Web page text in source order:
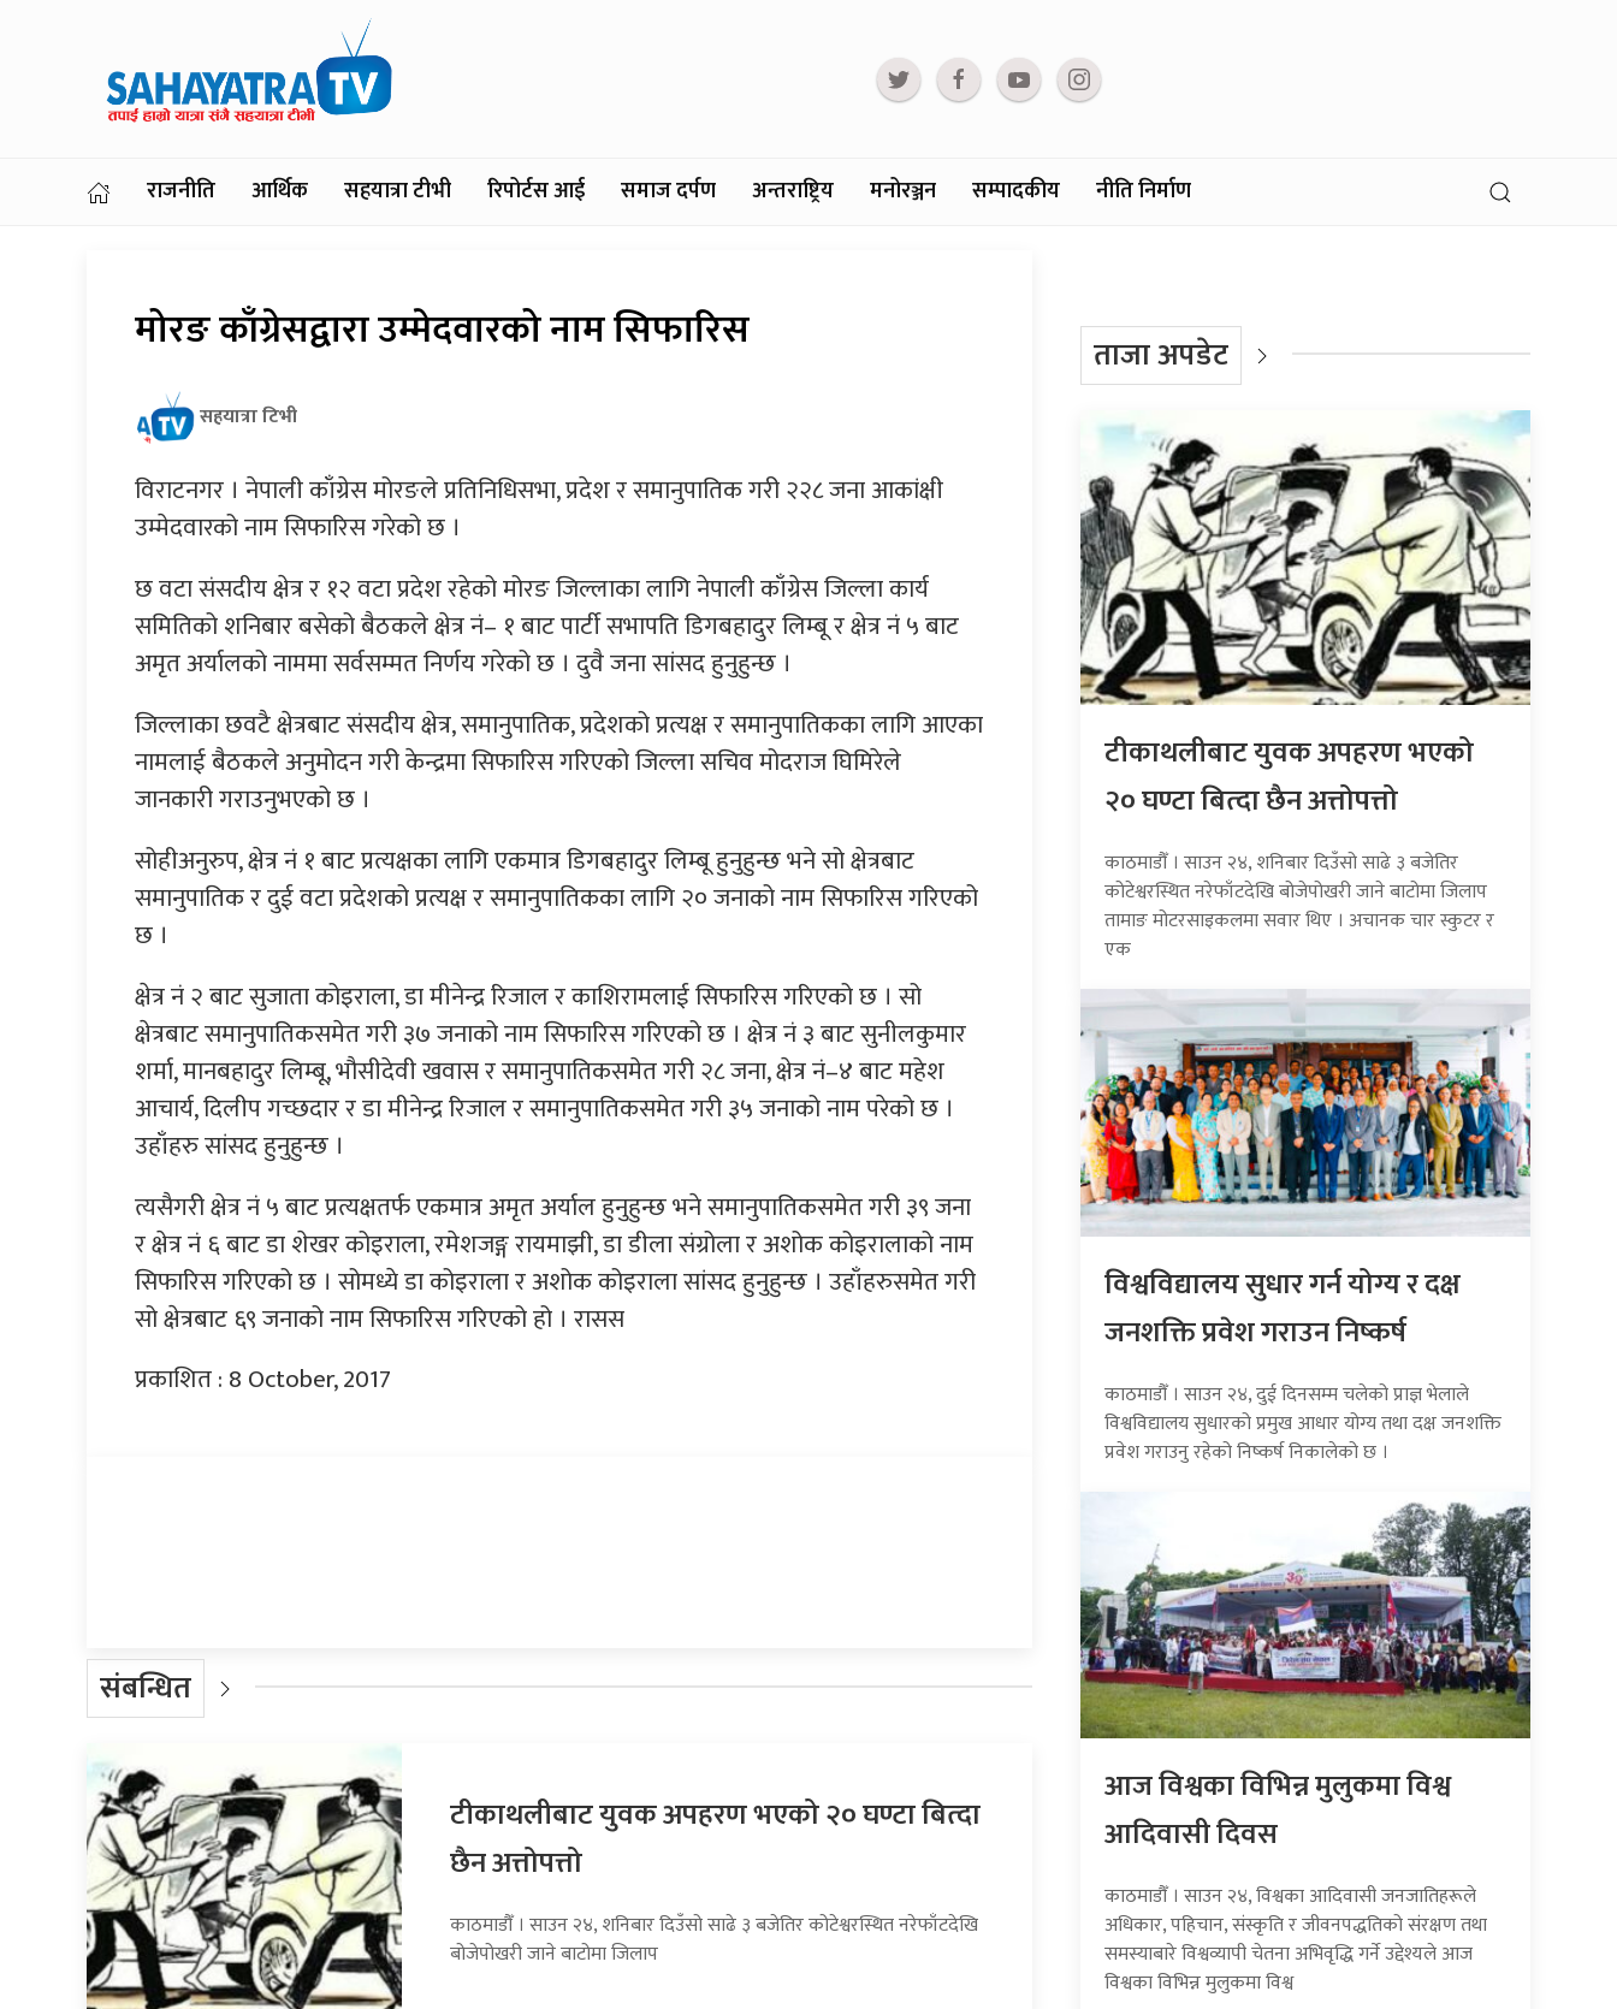
राजनीति आर्थिक सहयात्रा टीभी रिपोर्टस आई समाज दर्पण अन्तराष्ट्रिय मनोरञ्जन सम्पादकीय नीति निर्माण
मोरङ काँग्रेसद्वारा उम्मेदवारको नाम सिफारिस
सहयात्रा टिभी
विराटनगर । नेपाली काँग्रेस मोरङले प्रतिनिधिसभा, प्रदेश र समानुपातिक गरी २२८ जना आकांक्षी
उम्मेदवारको नाम सिफारिस गरेको छ ।
छ वटा संसदीय क्षेत्र र १२ वटा प्रदेश रहेको मोरङ जिल्लाका लागि नेपाली काँग्रेस जिल्ला कार्य
समितिको शनिबार बसेको बैठकले क्षेत्र नं– १ बाट पार्टी सभापति डिगबहादुर लिम्बू र क्षेत्र नं ५ बाट
अमृत अर्यालको नाममा सर्वसम्मत निर्णय गरेको छ । दुवै जना सांसद हुनुहुन्छ ।
जिल्लाका छवटै क्षेत्रबाट संसदीय क्षेत्र, समानुपातिक, प्रदेशको प्रत्यक्ष र समानुपातिकका लागि आएका
नामलाई बैठकले अनुमोदन गरी केन्द्रमा सिफारिस गरिएको जिल्ला सचिव मोदराज घिमिरेले
जानकारी गराउनुभएको छ ।
सोहीअनुरुप, क्षेत्र नं १ बाट प्रत्यक्षका लागि एकमात्र डिगबहादुर लिम्बू हुनुहुन्छ भने सो क्षेत्रबाट
समानुपातिक र दुई वटा प्रदेशको प्रत्यक्ष र समानुपातिकका लागि २० जनाको नाम सिफारिस गरिएको
छ ।
क्षेत्र नं २ बाट सुजाता कोइराला, डा मीनेन्द्र रिजाल र काशिरामलाई सिफारिस गरिएको छ । सो
क्षेत्रबाट समानुपातिकसमेत गरी ३७ जनाको नाम सिफारिस गरिएको छ । क्षेत्र नं ३ बाट सुनीलकुमार
शर्मा, मानबहादुर लिम्बू, भौसीदेवी खवास र समानुपातिकसमेत गरी २८ जना, क्षेत्र नं–४ बाट महेश
आचार्य, दिलीप गच्छदार र डा मीनेन्द्र रिजाल र समानुपातिकसमेत गरी ३५ जनाको नाम परेको छ ।
उहाँहरु सांसद हुनुहुन्छ ।
त्यसैगरी क्षेत्र नं ५ बाट प्रत्यक्षतर्फ एकमात्र अमृत अर्याल हुनुहुन्छ भने समानुपातिकसमेत गरी ३९ जना
र क्षेत्र नं ६ बाट डा शेखर कोइराला, रमेशजङ्ग रायमाझी, डा डीला संग्रोला र अशोक कोइरालाको नाम
सिफारिस गरिएको छ । सोमध्ये डा कोइराला र अशोक कोइराला सांसद हुनुहुन्छ । उहाँहरुसमेत गरी
सो क्षेत्रबाट ६९ जनाको नाम सिफारिस गरिएको हो । रासस
प्रकाशित : 8 October, 2017
संबन्धित
टीकाथलीबाट युवक अपहरण भएको २० घण्टा बित्दा
छैन अत्तोपत्तो
काठमाडौँ । साउन २४, शनिबार दिउँसो साढे ३ बजेतिर कोटेश्वरस्थित नरेफाँटदेखि
बोजेपोखरी जाने बाटोमा जिलाप
ताजा अपडेट
टीकाथलीबाट युवक अपहरण भएको
२० घण्टा बित्दा छैन अत्तोपत्तो
काठमाडौँ । साउन २४, शनिबार दिउँसो साढे ३ बजेतिर
कोटेश्वरस्थित नरेफाँटदेखि बोजेपोखरी जाने बाटोमा जिलाप
तामाङ मोटरसाइकलमा सवार थिए । अचानक चार स्कुटर र
एक
विश्वविद्यालय सुधार गर्न योग्य र दक्ष
जनशक्ति प्रवेश गराउन निष्कर्ष
काठमाडौँ । साउन २४, दुई दिनसम्म चलेको प्राज्ञ भेलाले
विश्वविद्यालय सुधारको प्रमुख आधार योग्य तथा दक्ष जनशक्ति
प्रवेश गराउनु रहेको निष्कर्ष निकालेको छ ।
आज विश्वका विभिन्न मुलुकमा विश्व
आदिवासी दिवस
काठमाडौँ । साउन २४, विश्वका आदिवासी जनजातिहरूले
अधिकार, पहिचान, संस्कृति र जीवनपद्धतिको संरक्षण तथा
समस्याबारे विश्वव्यापी चेतना अभिवृद्धि गर्ने उद्देश्यले आज
विश्वका विभिन्न मुलुकमा विश्व